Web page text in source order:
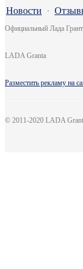
Новости ·
Официальный Лада
LADA Granta
Разместить рекламу на
© 2011-2020 LADA